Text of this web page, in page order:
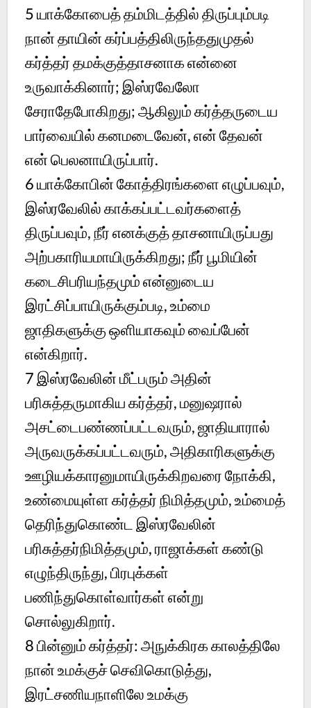
5 யாக்கோபைத் தம்மிடத்தில் திருப்பும்படி
நான் தாயின் கர்ப்பத்திலிருந்ததுமுதல்
கர்த்தர் தமக்குத்தாசனாக என்னை
உருவாக்கினார்; இஸ்ரவேலோ
சேராதேபோகிறது; ஆகிலும் கர்த்தருடைய
பார்வையில் கனமடைவேன், என் தேவன்
என் பெலனாயிருப்பார்.
6 யாக்கோபின் கோத்திரங்களை எழுப்பவும்,
இஸ்ரவேலில் காக்கப்பட்டவர்களைத்
திருப்பவும், நீர் எனக்குத் தாசனாயிருப்பது
அற்பகாரியமாயிருக்கிறது; நீர் பூமியின்
கடைசிபரியந்தமும் என்னுடைய
இரட்சிப்பாயிருக்கும்படி, உம்மை
ஜாதிகளுக்கு ஒளியாகவும் வைப்பேன்
என்கிறார்.
7 இஸ்ரவேலின் மீட்பரும் அதின்
பரிசுத்தருமாகிய கர்த்தர், மனுஷரால்
அசட்டைபண்ணப்பட்டவரும், ஜாதியாரால்
அருவருக்கப்பட்டவரும், அதிகாரிகளுக்கு
ஊழியக்காரனுமாயிருக்கிறவரை நோக்கி,
உண்மையுள்ள கர்த்தர் நிமித்தமும், உம்மைத்
தெரிந்துகொண்ட இஸ்ரவேலின்
பரிசுத்தர்நிமித்தமும், ராஜாக்கள் கண்டு
எழுந்திருந்து, பிரபுக்கள்
பணிந்துகொள்வார்கள் என்று
சொல்லுகிறார்.
8 பின்னும் கர்த்தர்: அநுக்கிரக காலத்திலே
நான் உமக்குச் செவிகொடுத்து,
இரட்சணியநாளிலே உமக்கு